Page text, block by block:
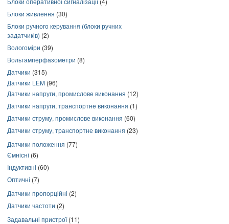
Блоки живлення (30)
Блоки ручного керування (блоки ручних
задатчиків) (2)
Вологоміри (39)
Вольтамперфазометри (8)
Датчики (315)
Датчики LEM (96)
Датчики напруги, промислове виконання (12)
Датчики напруги, транспортне виконання (1)
Датчики струму, промислове виконання (60)
Датчики струму, транспортне виконання (23)
Датчики положення (77)
Ємнісні (6)
Індуктивні (60)
Оптичні (7)
Датчики пропорційні (2)
Датчики частоти (2)
Задавальні пристрої(11)